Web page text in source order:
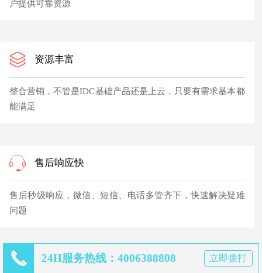
户提供可靠资源
资源丰富
整合营销，不管是IDC基础产品还是上云，只要有需求基本都
能满足
售后响应快
售后秒级响应，微信、短信、电话多管齐下，快速解决疑难
问题
24H服务热线：4006388808 立即拨打